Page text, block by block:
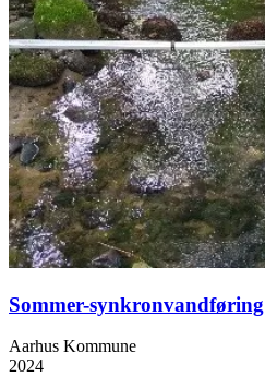
Sommer-
Aarhus Kommune
2024